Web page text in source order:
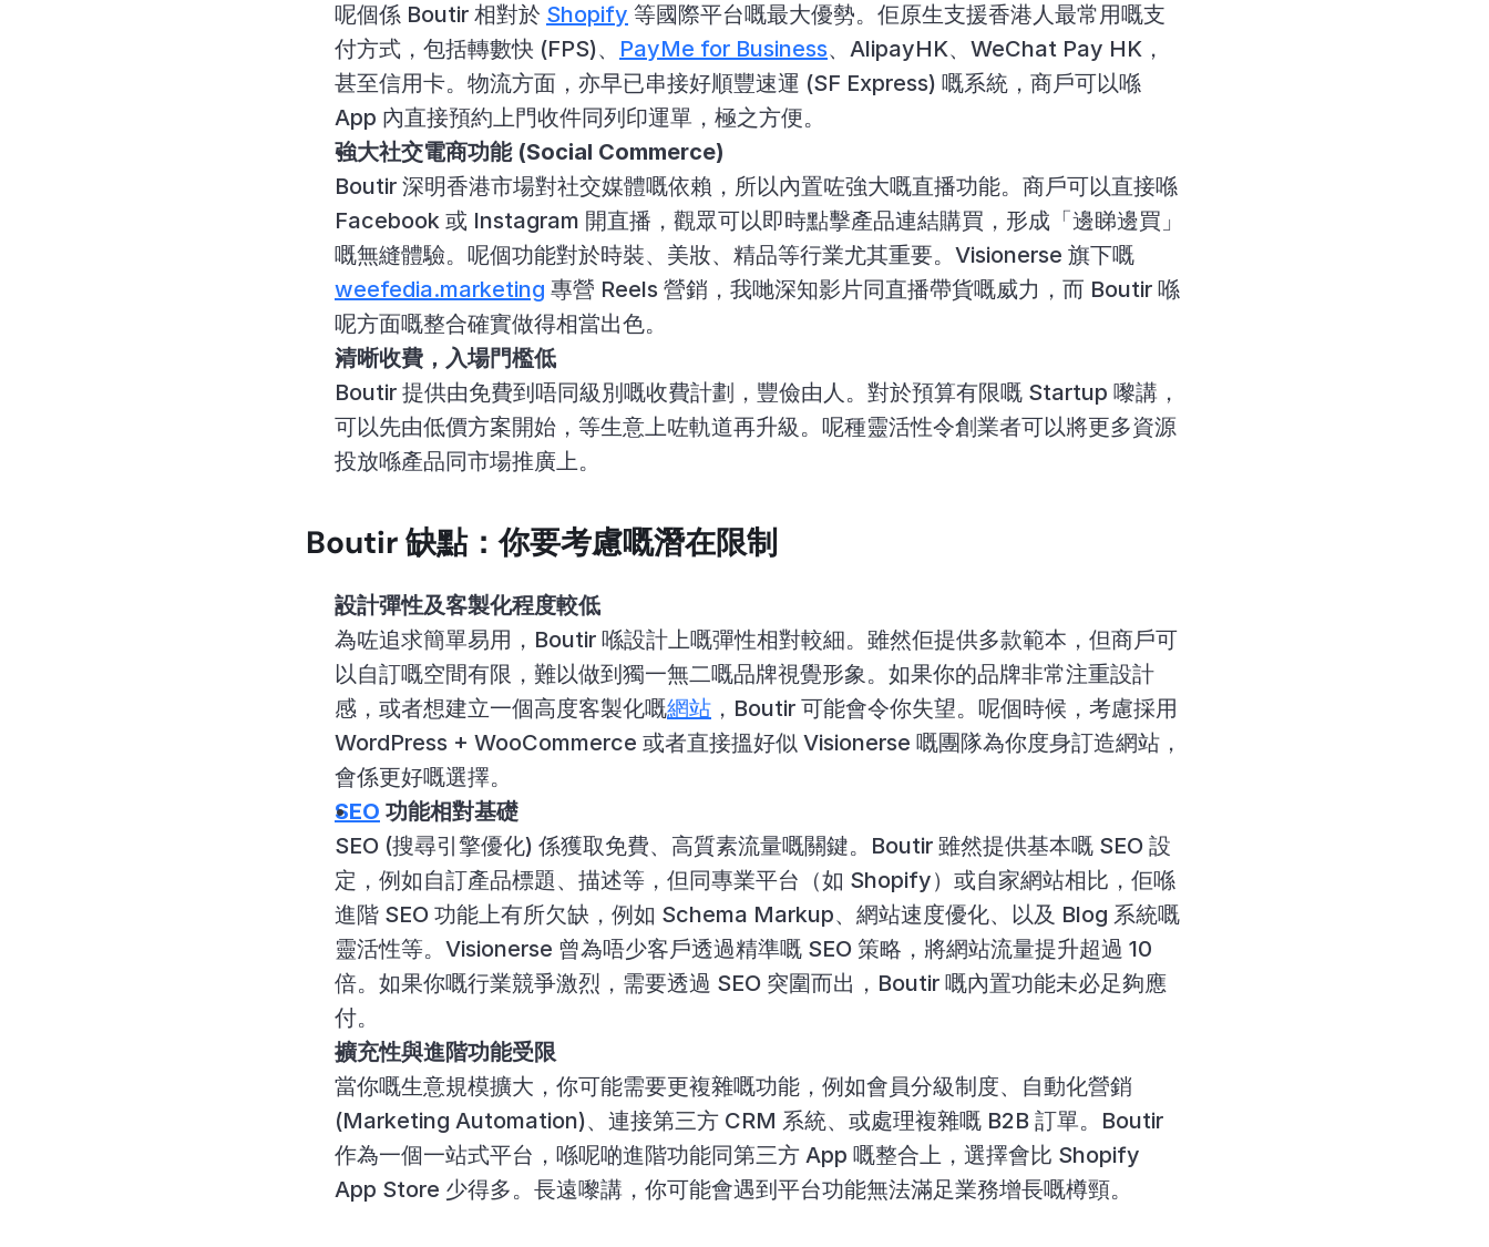
呢個係 Boutir 相對於 Shopify 等國際平台嘅最大優勢。佢原生支援香港人最常用嘅支
付方式，包括轉數快 (FPS)、 PayMe for Business、AlipayHK、WeChat Pay HK，
甚至信用卡。物流方面，亦早已串接好順豐速運 (SF Express) 嘅系統，商戶可以喺
App 內直接預約上門收件同列印運單，極之方便。
強大社交電商功能 (Social Commerce)
Boutir 深明香港市場對社交媒體嘅依賴，所以內置咗強大嘅直播功能。商戶可以直接喺
Facebook 或 Instagram 開直播，觀眾可以即時點擊產品連結購買，形成「邊睇邊買」
weefedia.marketing 專營 Reels 營銷，我哋深知影片同直播帶貨嘅威力，而 Boutir 喺
呢方面嘅整合確實做得相當出色。
清晰收費，入場門檻低
Boutir 提供由免費到唔同級別嘅收費計劃，豐儉由人。對於預算有限嘅 Startup 嚟講，
可以先由低價方案開始，等生意上咗軌道再升級。呢種靈活性令創業者可以將更多資源
投放喺產品同市場推廣上。
Boutir 缺點：你要考慮嘅潛在限制
設計彈性及客製化程度較低
為咗追求簡單易用，Boutir 喺設計上嘅彈性相對較細。雖然佢提供多款範本，但商戶可
以自訂嘅空間有限，難以做到獨一無二嘅品牌視覺形象。如果你的品牌非常注重設計
感，或者想建立一個高度客製化嘅網站 ，Boutir 可能會令你失望。呢個時候，考慮採用
WordPress + WooCommerce 或者直接搵好似 Visionerse 嘅團隊為你度身訂造網站，
會係更好嘅選擇。
SEO 功能相對基礎
SEO (搜尋引擎優化) 係獲取免費、高質素流量嘅關鍵。Boutir 雖然提供基本嘅 SEO 設
定，例如自訂產品標題、描述等，但同專業平台（如 Shopify）或自家網站相比，佢喺
進階 SEO 功能上有所欠缺，例如 Schema Markup、網站速度優化、以及 Blog 系統嘅
靈活性等。Visionerse 曾為唔少客戶透過精準嘅 SEO 策略，將網站流量提升超過 10
倍。如果你嘅行業競爭激烈，需要透過 SEO 突圍而出，Boutir 嘅內置功能未必足夠應
付。
擴充性與進階功能受限
當你嘅生意規模擴大，你可能需要更複雜嘅功能，例如會員分級制度、自動化營銷
(Marketing Automation)、連接第三方 CRM 系統、或處理複雜嘅 B2B 訂單。Boutir
作為一個一站式平台，喺呢啲進階功能同第三方 App 嘅整合上，選擇會比 Shopify
App Store 少得多。長遠嚟講，你可能會遇到平台功能無法滿足業務增長嘅樽頸。